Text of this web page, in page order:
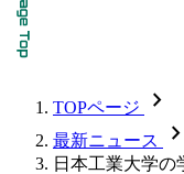
TOPページ chevron_forward
最新ニュース chevron_forward
日本工業大学の